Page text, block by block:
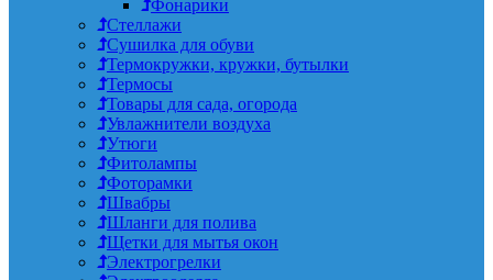
Фонарики
Стеллажи
Сушилка для обуви
Термокружки, кружки, бутылки
Термосы
Товары для сада, огорода
Увлажнители воздуха
Утюги
Фитолампы
Фоторамки
Швабры
Шланги для полива
Щетки для мытья окон
Электрогрелки